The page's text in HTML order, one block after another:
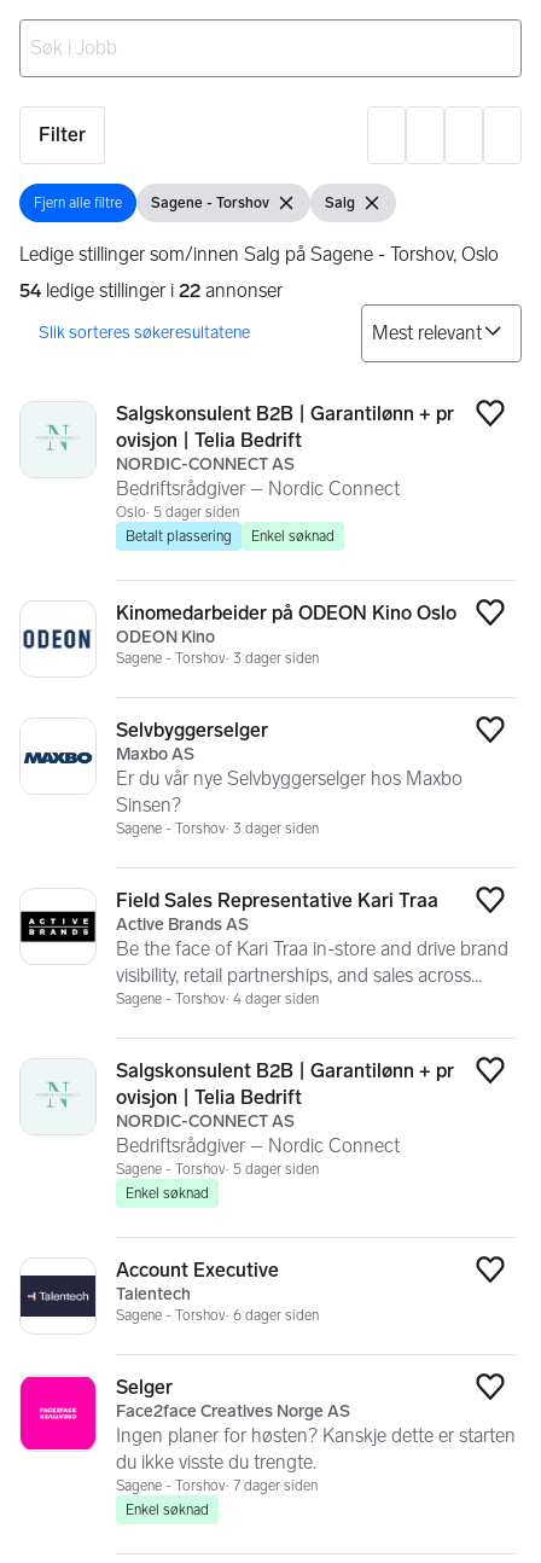
Filter
Fjern alle filtre
Fjern alle filtre Vis filter
Sagene - Torshov Fjern filterVis filter
Salg Fjern filter
Ledige stillinger som/innen Salg på Sagene - Torshov, Oslo
54 ledige stillinger i 22 annonser
Søkeresultater
Salgskonsulent B2B | Garantilønn + pr
ovisjon | Telia Bedrift
NORDIC-CONNECT AS
Bedriftsrådgiver – Nordic Connect
Oslo 5 dager siden
Betalt plassering
Enkel søknad
Kinomedarbeider på ODEON Kino Oslo
ODEON Kino
Sagene - Torshov 3 dager siden
Selvbyggerselger
Maxbo AS
Er du vår nye Selvbyggerselger hos Maxbo
Sinsen?
Sagene - Torshov 3 dager siden
Field Sales Representative Kari Traa
Active Brands AS
Be the face of Kari Traa in-store and drive brand
visibility, retail partnerships, and sales across
Norway.
Sagene - Torshov 4 dager siden
Salgskonsulent B2B | Garantilønn + pr
ovisjon | Telia Bedrift
NORDIC-CONNECT AS
Bedriftsrådgiver – Nordic Connect
Sagene - Torshov 5 dager siden
Enkel søknad
Account Executive
Talentech
Sagene - Torshov 6 dager siden
Selger
Face2face Creatives Norge AS
Ingen planer for høsten? Kanskje dette er starten
du ikke visste du trengte.
Sagene - Torshov 7 dager siden
Enkel søknad